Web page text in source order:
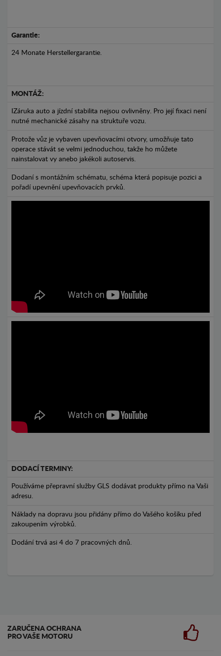
Garantie:
24 Monate Herstellergarantie.
MONTÁŽ:
IZáruka auto a jízdní stabilita nejsou ovlivněny. Pro její fixaci není
nutné mechanické zásahy na struktuře vozu.
Protože vůz je vybaven upevňovacími otvory, umožňuje tato
operace stávát se velmi jednoduchou, takže ho můžete
nainstalovat vy anebo jakékoli autoservis.
Dodaní s montážním schématu, schéma která popisuje pozici a
pořadí upevnění upevňovacích prvků.
DODACÍ TERMINY:
Používáme přepravní služby GLS dodávat produkty přímo na Vaši
adresu.
Náklady na dopravu jsou přidány přímo do Vašého košíku před
zakoupením výrobků.
Dodání trvá asi 4 do 7 pracovných dnů.
ZARUČENA OCHRANA
PRO VAŠE MOTORU